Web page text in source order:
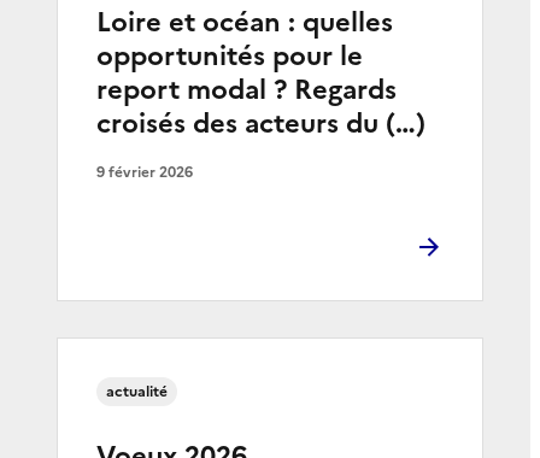
Loire et océan : quelles
opportunités pour le
report modal ? Regards
croisés des acteurs du (…)
9 février 2026
actualité